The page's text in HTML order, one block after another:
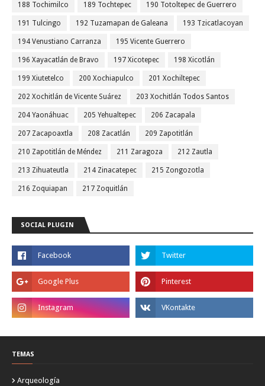
188 Tochimilco 189 Tochtepec 190 Totoltepec de Guerrero
191 Tulcingo 192 Tuzamapan de Galeana 193 Tzicatlacoyan
194 Venustiano Carranza 195 Vicente Guerrero
196 Xayacatlán de Bravo 197 Xicotepec 198 Xicotlán
199 Xiutetelco 200 Xochiapulco 201 Xochiltepec
202 Xochitlán de Vicente Suárez 203 Xochitlán Todos Santos
204 Yaonáhuac 205 Yehualtepec 206 Zacapala
207 Zacapoaxtla 208 Zacatlán 209 Zapotitlán
210 Zapotitlán de Méndez 211 Zaragoza 212 Zautla
213 Zihuateutla 214 Zinacatepec 215 Zongozotla
216 Zoquiapan 217 Zoquitlán
SOCIAL PLUGIN
TEMAS
Arqueología